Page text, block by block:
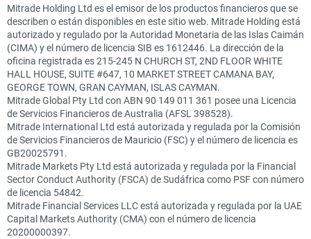
Mitrade Holding Ltd es el emisor de los productos financieros que se
describen o están disponibles en este sitio web. Mitrade Holding está
autorizado y regulado por la Autoridad Monetaria de las Islas Caimán
(CIMA) y el número de licencia SIB es 1612446. La dirección de la
oficina registrada es 215-245 N CHURCH ST, 2ND FLOOR WHITE
HALL HOUSE, SUITE #647, 10 MARKET STREET CAMANA BAY,
GEORGE TOWN, GRAN CAYMAN, ISLAS CAYMAN.
Mitrade Global Pty Ltd con ABN 90 149 011 361 posee una Licencia
de Servicios Financieros de Australia (AFSL 398528).
Mitrade International Ltd está autorizada y regulada por la Comisión
de Servicios Financieros de Mauricio (FSC) y el número de licencia es
GB20025791.
Mitrade Markets Pty Ltd está autorizada y regulada por la Financial
Sector Conduct Authority (FSCA) de Sudáfrica como PSF con número
de licencia 54842.
Mitrade Financial Services LLC está autorizada y regulada por la UAE
Capital Markets Authority (CMA) con el número de licencia
20200000397.